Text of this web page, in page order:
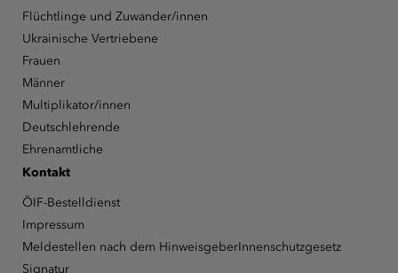
Flüchtlinge und Zuwander/innen
Ukrainische Vertriebene
Frauen
Männer
Multiplikator/innen
Deutschlehrende
Ehrenamtliche
Kontakt
ÖIF-Bestelldienst
Impressum
Meldestellen nach dem HinweisgeberInnenschutzgesetz
Signatur